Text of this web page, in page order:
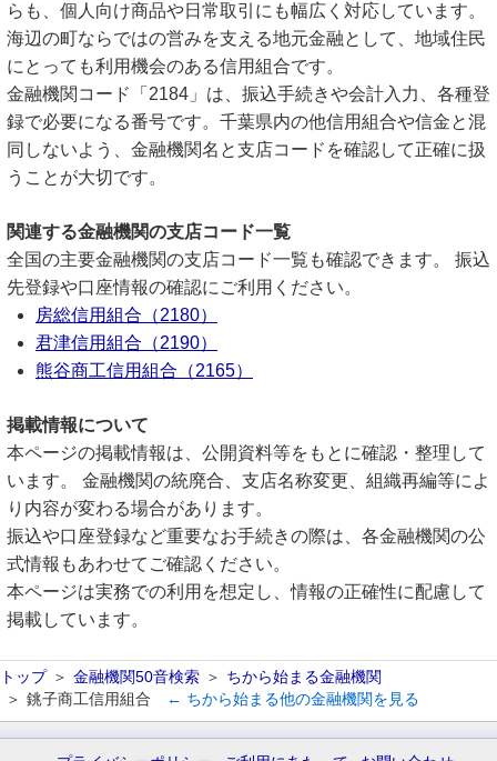
らも、個人向け商品や日常取引にも幅広く対応しています。
海辺の町ならではの営みを支える地元金融として、地域住民
にとっても利用機会のある信用組合です。
金融機関コード「2184」は、振込手続きや会計入力、各種登
録で必要になる番号です。千葉県内の他信用組合や信金と混
同しないよう、金融機関名と支店コードを確認して正確に扱
うことが大切です。
関連する金融機関の支店コード一覧
全国の主要金融機関の支店コード一覧も確認できます。 振込
先登録や口座情報の確認にご利用ください。
房総信用組合（2180）
君津信用組合（2190）
熊谷商工信用組合（2165）
掲載情報について
本ページの掲載情報は、公開資料等をもとに確認・整理して
います。 金融機関の統廃合、支店名称変更、組織再編等によ
り内容が変わる場合があります。
振込や口座登録など重要なお手続きの際は、各金融機関の公
式情報もあわせてご確認ください。
本ページは実務での利用を想定し、情報の正確性に配慮して
掲載しています。
トップ 金融機関50音検索
ちから始まる金融機関
銚子商工信用組合
← ちから始まる他の金融機関を見る